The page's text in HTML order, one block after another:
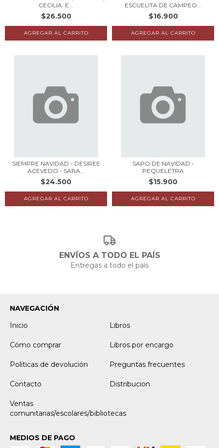
CECILIA. E...
$26.500
ESCUELITA DE CAMPEO...
$16.900
SIEMPRE NAVIDAD - DESIREE
ACEVEDO - SARA...
$24.500
SAPO DE NAVIDAD -
PEQUELETRA
$15.900
ENVÍOS A TODO EL PAÍS
Entregas a todo el país
NAVEGACIÓN
Inicio
Libros
Cómo comprar Libros por encargo
Políticas de devolución Preguntas frecuentes
Contacto Distribucion
Ventas
comunitarias/escolares/bibliotecas
MEDIOS DE PAGO